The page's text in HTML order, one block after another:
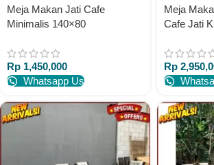
Meja Makan Jati Cafe
Minimalis 140×80
Rp 1,450,000
Whatsapp Us
Meja
Cafe Jati
Rp